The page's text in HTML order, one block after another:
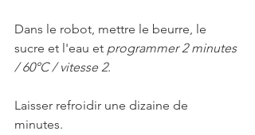
Dans le robot, mettre le beurre, le
sucre et l'eau et programmer 2 minutes
/ 60°C / vitesse 2.
Laisser refroidir une dizaine de
minutes.